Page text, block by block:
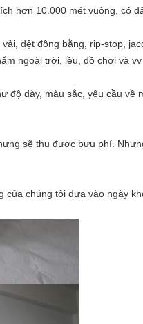
hơn 10.000 mét vuông, có
dệt đồng bằng, rip-stop,
ngoài trời, lều, đồ chơi và vv
dày, màu sắc, yêu cầu về
sẽ thu được bưu phí.
chúng tôi dựa vào ngày